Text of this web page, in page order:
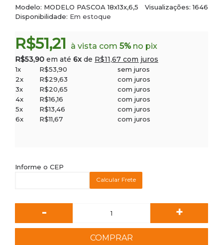
Visualizações: 1646
Modelo: MODELO PASCOA 18x13x,6,5
Disponibilidade: Em estoque
R$51,21 à vista com 5%no pix
R$53,90 em até 6x de R$11,67 com juros
1x R$53,90
sem juros
2x
R$29,63
com juros
3x
R$20,65
com juros
4x
R$16,16
com juros
5x
R$13,46
com juros
6x
R$11,67 com juros
Informe o CEP
Calcular Frete
- +
COMPRAR